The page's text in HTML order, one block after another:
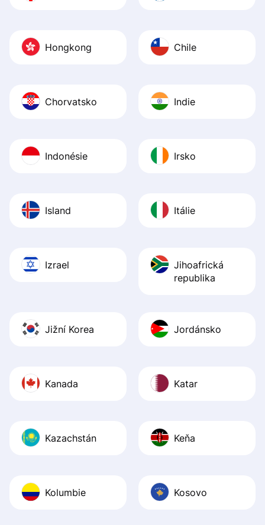
Hongkong Chile
Chorvatsko Indie
Indonésie Irsko
Island Itálie
Izrael
Jihoafrická
republika
Jižní Korea Jordánsko
Kanada Katar
Kazachstán Keňa
Kolumbie Kosovo